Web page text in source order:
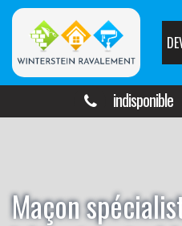
indisponible
Maçon